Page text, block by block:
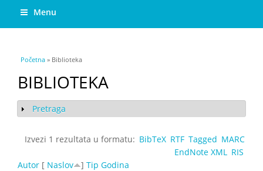
Menu
You are here
Početna » Biblioteka
BIBLIOTEKA
Show
Pretraga
Izvezi 1 rezultata u formatu: BibTeX RTF Tagged MARC
EndNote XML
RIS
Autor [ Naslov ] Tip Godina